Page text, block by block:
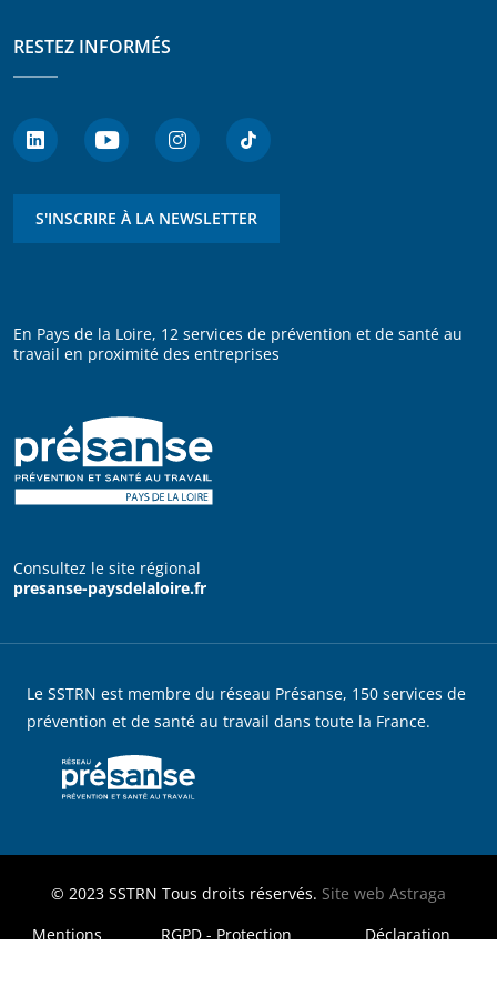
RESTEZ INFORMÉS
S'INSCRIRE À LA NEWSLETTER
En Pays de la Loire, 12 services de prévention et de santé au
travail en proximité des entreprises
Consultez le site régional
presanse-paysdelaloire.fr
Le SSTRN est membre du réseau Présanse, 150 services de
prévention et de santé au travail dans toute la France.
© 2023 SSTRN Tous droits réservés. Site web Astraga
MENU FOOTER LEGAL
Mentions
RGPD - Protection
Déclaration